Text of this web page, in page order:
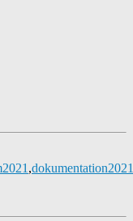
,dokumentation2021